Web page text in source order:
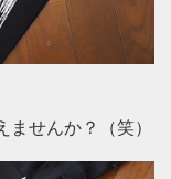
せんか？（笑）